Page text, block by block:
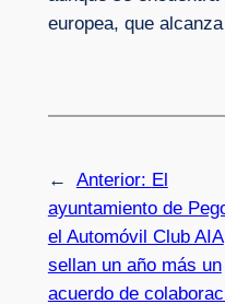
europea, que
← Anterior: El
ayuntamiento de
el Automóvil Club AIA
sellan un año más un
acuerdo de